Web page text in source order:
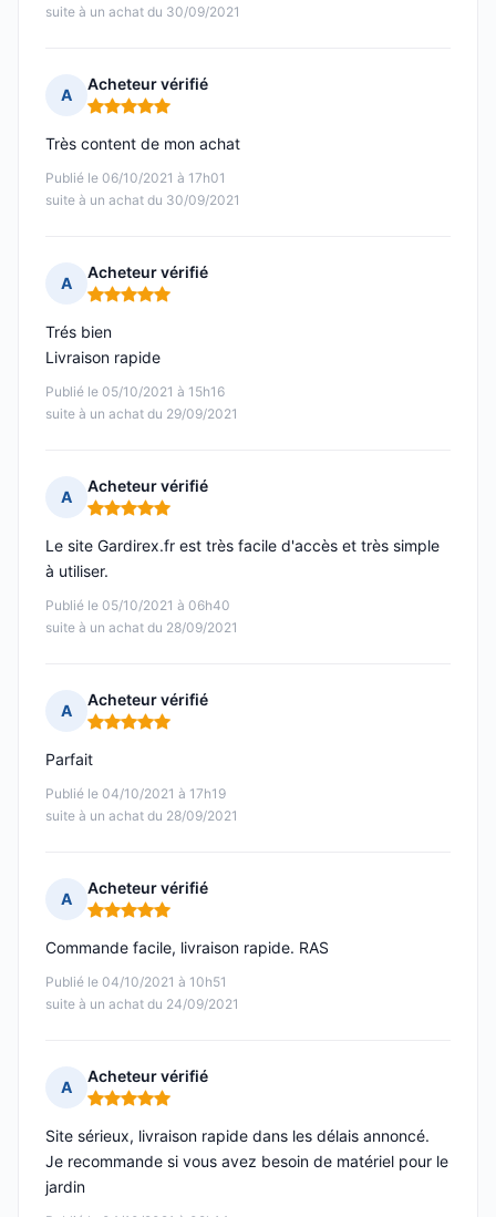
suite à un achat du 30/09/2021
A
Acheteur vérifié
Note : 5 sur 5
Publié le 06/10/2021 à 17h01
suite à un achat du 30/09/2021
Très content de mon achat
A
Acheteur vérifié
Note : 5 sur 5
Publié le 05/10/2021 à 15h16
suite à un achat du 29/09/2021
Trés bien
Livraison rapide
A
Acheteur vérifié
Note : 5 sur 5
Publié le 05/10/2021 à 06h40
suite à un achat du 28/09/2021
Le site Gardirex.fr est très facile d'accès et très simple
à utiliser.
A
Acheteur vérifié
Note : 5 sur 5
Publié le 04/10/2021 à 17h19
suite à un achat du 28/09/2021
Parfait
A
Acheteur vérifié
Note : 5 sur 5
Publié le 04/10/2021 à 10h51
suite à un achat du 24/09/2021
Commande facile, livraison rapide. RAS
A
Acheteur vérifié
Note : 5 sur 5
Site sérieux, livraison rapide dans les délais annoncé.
Je recommande si vous avez besoin de matériel pour le
jardin